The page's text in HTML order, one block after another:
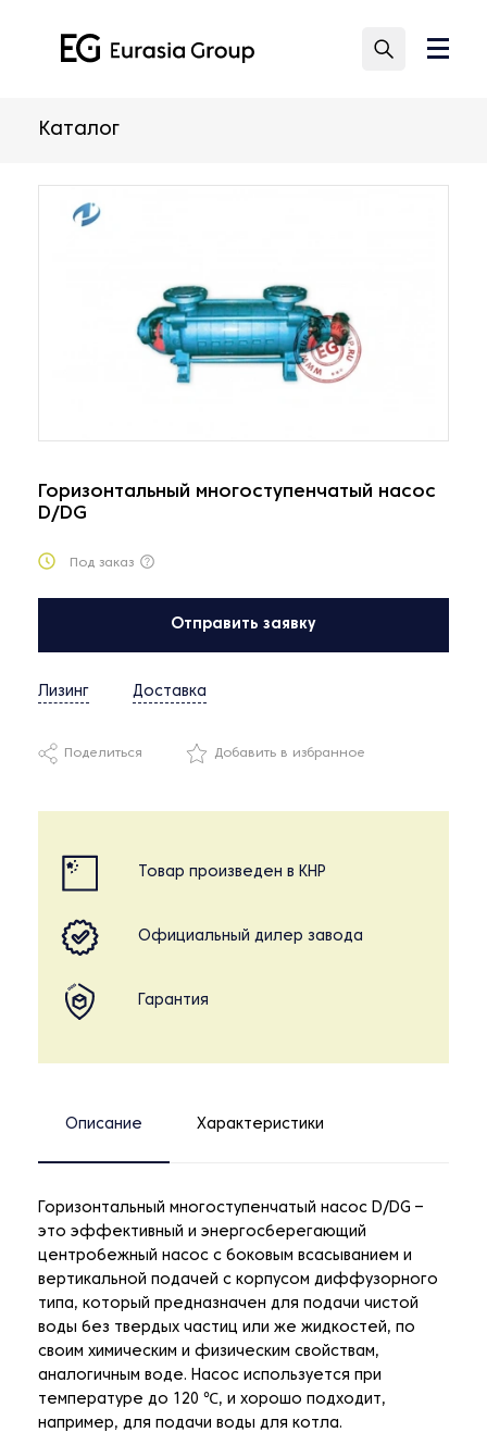
Каталог
Горизонтальный многоступенчатый насос
D/DG
Под заказ
Отправить заявку
Лизинг Доставка
Поделиться Добавить в избранное
Товар произведен в КНР
Официальный дилер завода
Гарантия
Описание Характеристики
Горизонтальный многоступенчатый насос D/DG –
это эффективный и энергосберегающий
центробежный насос с боковым всасыванием и
вертикальной подачей с корпусом диффузорного
типа, который предназначен для подачи чистой
воды без твердых частиц или же жидкостей, по
своим химическим и физическим свойствам,
аналогичным воде. Насос используется при
температуре до 120 ℃, и хорошо подходит,
например, для подачи воды для котла.